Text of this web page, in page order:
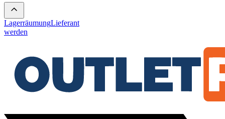
LagerräumungLieferant
werden